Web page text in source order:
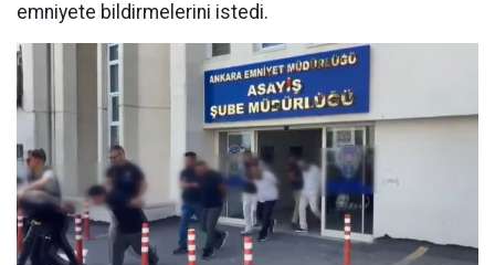
emniyete bildirmelerini istedi.